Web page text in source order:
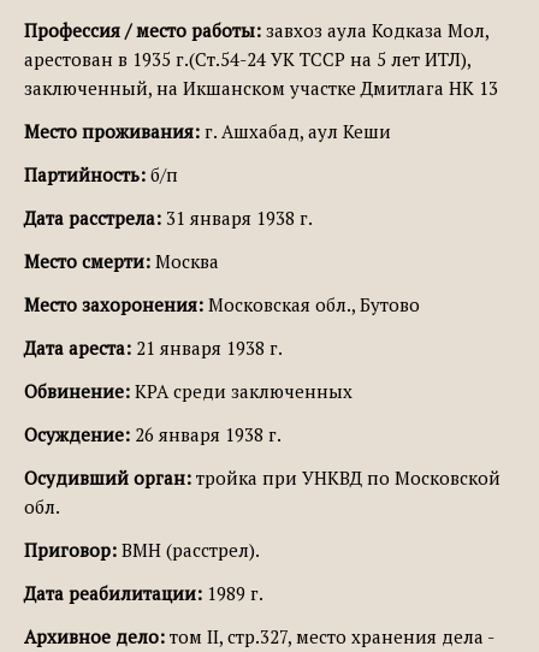
Профессия / место работы: завхоз аула Кодказа Мол,
арестован в 1935 г.(Ст.54-24 УК ТССР на 5 лет ИТЛ),
заключенный, на Икшанском участке Дмитлага НК 13
Место проживания: г. Ашхабад, аул Кеши
Партийность: б/п
Дата расстрела: 31 января 1938 г.
Место смерти: Москва
Место захоронения: Московская обл., Бутово
Дата ареста: 21 января 1938 г.
Обвинение: КРА среди заключенных
Осуждение: 26 января 1938 г.
Осудивший орган: тройка при УНКВД по Московской
обл.
Приговор: ВМН (расстрел).
Дата реабилитации: 1989 г.
Архивное дело: том II, стр.327, место хранения дела -